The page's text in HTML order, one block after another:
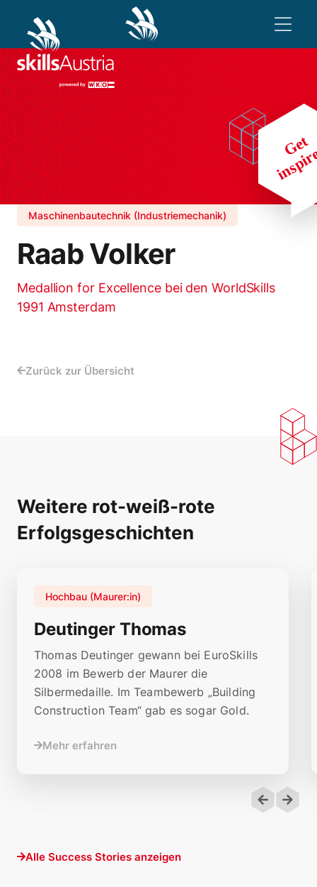
Maschinenbautechnik (Industriemechanik)
Raab Volker
Medallion for Excellence bei den WorldSkills
1991 Amsterdam
Zurück zur Übersicht
Weitere rot-weiß-rote
Erfolgsgeschichten
Deutinger Thomas
Hochbau (Maurer:in)
Thomas Deutinger gewann bei EuroSkills
2008 im Bewerb der Maurer die
Silbermedaille. Im Teambewerb „Building
Construction Team“ gab es sogar Gold.
Mehr erfahren
Alle Success Stories anzeigen